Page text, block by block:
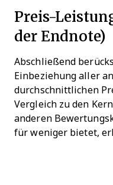
Preis-
der Endnote)
Abschließend
Einbeziehung aller
durchschnittlichen
Vergleich zu den
anderen
für weniger bietet,